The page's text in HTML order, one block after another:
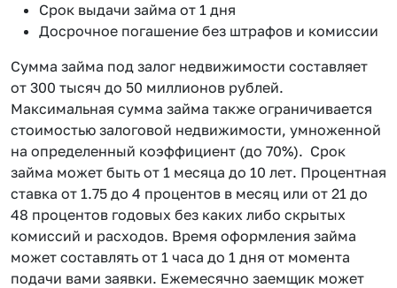
Срок выдачи займа от 1 дня
Досрочное погашение без штрафов и комиссии
Сумма займа под залог недвижимости составляет
от 300 тысяч до 50 миллионов рублей.
Максимальная сумма займа также ограничивается
стоимостью залоговой недвижимости, умноженной
на определенный коэффициент (до 70%). Срок
займа может быть от 1 месяца до 10 лет. Процентная
ставка от 1.75 до 4 процентов в месяц или от 21 до
48 процентов годовых без каких либо скрытых
комиссий и расходов. Время оформления займа
может составлять от 1 часа до 1 дня от момента
подачи вами заявки. Ежемесячно заемщик может